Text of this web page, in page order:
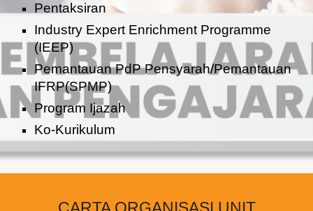
Pentaksiran
Industry Expert Enrichment Programme
(IEEP)
Pemantauan PdP Pensyarah/Pemantauan
IFRP(SPMP)
Program Ijazah
Ko-Kurikulum